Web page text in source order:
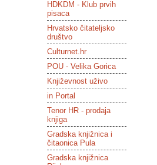
HDKDM - Klub prvih
pisaca
Hrvatsko čitateljsko
društvo
Culturnet.hr
POU - Velika Gorica
Književnost uživo
in Portal
Tenor HR - prodaja
knjiga
Gradska knjižnica i
čitaonica Pula
Gradska knjižnica